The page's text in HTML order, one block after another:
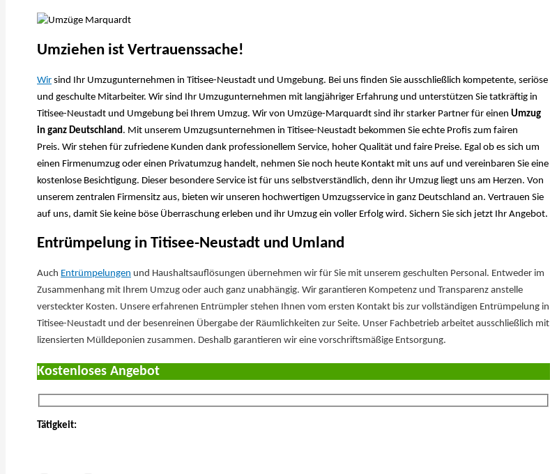
Umziehen ist Vertrauenssache!
Wir sind Ihr Umzugunternehmen in Titisee-Neustadt und Umgebung. Bei uns finden Sie ausschließlich kompetente, seriöse
und geschulte Mitarbeiter. Wir sind Ihr Umzugunternehmen mit langjähriger Erfahrung und unterstützen Sie tatkräftig in
Titisee-Neustadt und Umgebung bei Ihrem Umzug. Wir von Umzüge-Marquardt sind ihr starker Partner für einen Umzug
in ganz Deutschland . Mit unserem Umzugsunternehmen in Titisee-Neustadt bekommen Sie echte Profis zum fairen
Preis. Wir stehen für zufriedene Kunden dank professionellem Service, hoher Qualität und faire Preise. Egal ob es sich um
einen Firmenumzug oder einen Privatumzug handelt, nehmen Sie noch heute Kontakt mit uns auf und vereinbaren Sie eine
kostenlose Besichtigung. Dieser besondere Service ist für uns selbstverständlich, denn ihr Umzug liegt uns am Herzen. Von
unserem zentralen Firmensitz aus, bieten wir unseren hochwertigen Umzugsservice in ganz Deutschland an. Vertrauen Sie
auf uns, damit Sie keine böse Überraschung erleben und ihr Umzug ein voller Erfolg wird. Sichern Sie sich jetzt Ihr Angebot.
Entrümpelung in Titisee-Neustadt und Umland
Auch Entrümpelungen und Haushaltsauflösungen übernehmen wir für Sie mit unserem geschulten Personal. Entweder im
Zusammenhang mit Ihrem Umzug oder auch ganz unabhängig. Wir garantieren Kompetenz und Transparenz anstelle
versteckter Kosten. Unsere erfahrenen Entrümpler stehen Ihnen vom ersten Kontakt bis zur vollständigen Entrümpelung in
Titisee-Neustadt und der besenreinen Übergabe der Räumlichkeiten zur Seite. Unser Fachbetrieb arbeitet ausschließlich mit
lizensierten Mülldeponien zusammen. Deshalb garantieren wir eine vorschriftsmäßige Entsorgung.
Kostenloses Angebot
Tätigkeit: